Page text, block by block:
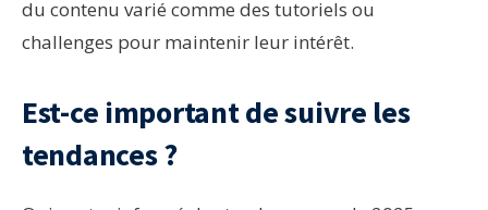
du contenu varié comme des tutoriels ou
challenges pour maintenir leur intérêt.
Est-ce important de suivre les
tendances ?